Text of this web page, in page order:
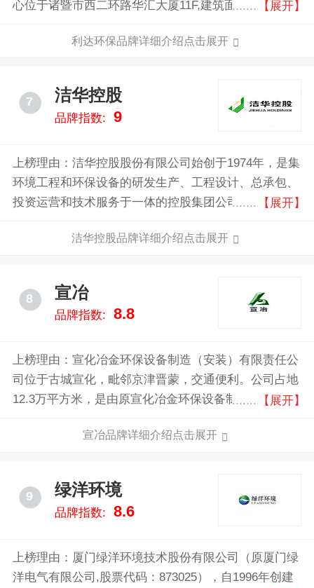
心位于诸暨市西二环路华汇大厦11F,建筑面积1100余平
米,厂房建筑面积32000多平方米。现有员工200余人,其
气污染治理设备、移动仓储等环保产品的综合研发、生
产、销售、及工程安装服务。主要产品包括电除尘器、
布袋除尘器、电袋复合除尘器、湿式除尘器、气力输送
高压硅整流设备与电控系统。能在新项目的环保设备选
型设计以及对老设备的扩容、改造等方面,按照国家环
保要求及场地情况为企业量身订做出合理、最有效的配
【展开】
利达环保品牌详细介绍点击展开
7 洁华控股
品牌指数: 9
上榜理由：洁华控股股份有限公司始创于1974年，是集
环境工程和环保设备的研发生产、工程设计、总承包、
投资运营和技术服务于一体的控股集团公司，中国环境
位。洁华控股于2015年6月3日在新三板挂牌，股票代
洁华、江西洁华、浙江锐捷三个制造基地。主要从事高
效袋式除尘装备研发、设计、制造；烟气除尘、脱硫、
脱硝超洁净排放工程总承包；环保装备运维服务；滤袋
【展开】
洁华控股品牌详细介绍点击展开
8 宣冶
品牌指数: 8.8
上榜理由：宣化冶金环保设备制造（安装）有限责任公
司位于古城宣化，毗邻京津晋蒙，交通便利。公司占地
12.3万平方米，是由原宣化冶金环保设备制造厂改制成
原机械委确定的骨干企业，中国环境保护产品认证单
位。河北省环保产业十强之首、副会长单位，河北省设
备制造九强之一。公司先后通过了高新技术企业认证、
质量管理、职业健康安全管理、环境管理体系认证，并
国内生产、制造、安装大气污染治理设备历史早、能力
强、技术力量雄厚的公司之一。公司多次荣获中国环境
【展开】
宣冶品牌详细介绍点击展开
9 绿洋环境
品牌指数: 8.6
上榜理由：厦门绿洋环境技术股份有限公司（原厦门绿
洋电气有限公司,股票代码：873025），自1996年创建